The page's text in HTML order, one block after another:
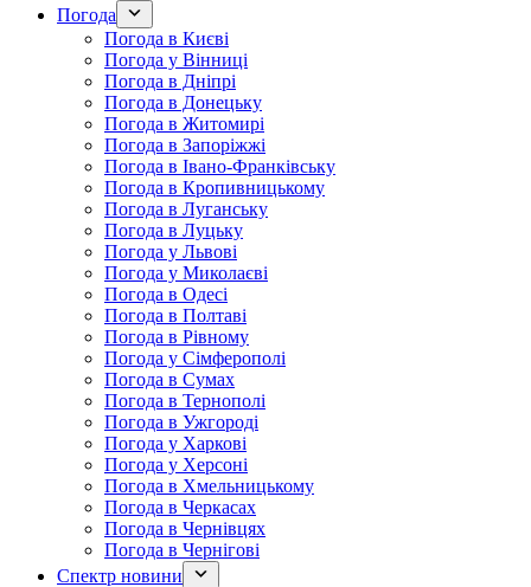
Погода
Погода в Києві
Погода у Вінниці
Погода в Дніпрі
Погода в Донецьку
Погода в Житомирі
Погода в Запоріжжі
Погода в Івано-Франківську
Погода в Кропивницькому
Погода в Луганську
Погода в Луцьку
Погода у Львові
Погода у Миколаєві
Погода в Одесі
Погода в Полтаві
Погода в Рівному
Погода у Сімферополі
Погода в Сумах
Погода в Тернополі
Погода в Ужгороді
Погода у Харкові
Погода у Херсоні
Погода в Хмельницькому
Погода в Черкасах
Погода в Чернівцях
Погода в Чернігові
Спектр новини